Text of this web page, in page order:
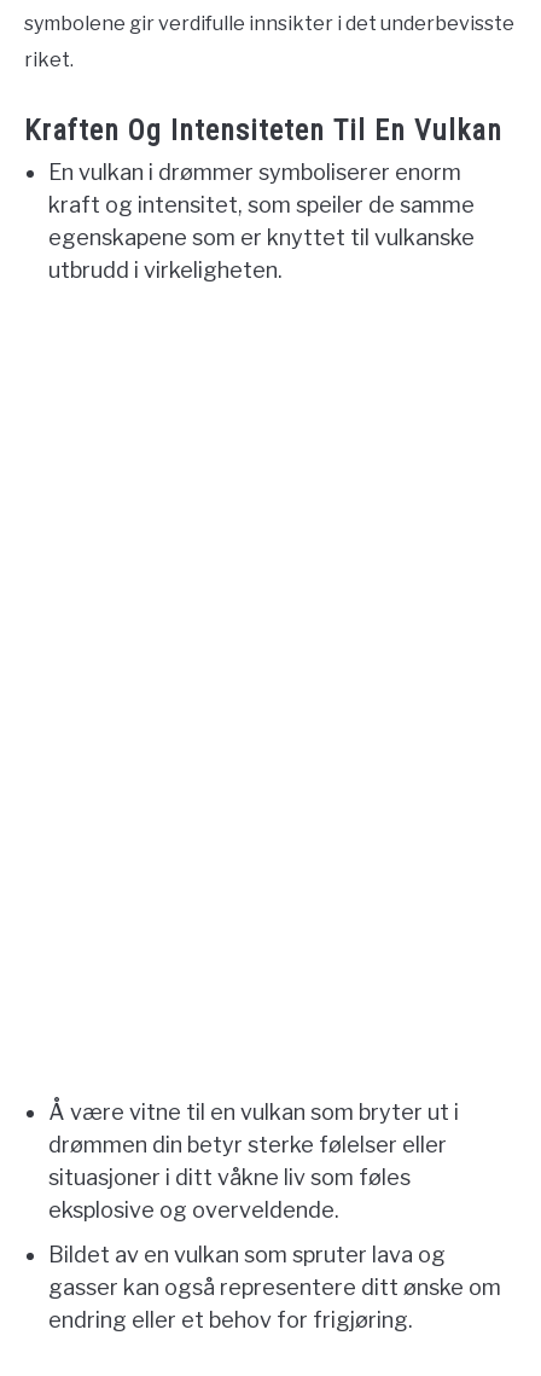
symbolene gir verdifulle innsikter i det underbevisste
riket.
Kraften Og Intensiteten Til En Vulkan
En vulkan i drømmer symboliserer enorm
kraft og intensitet, som speiler de samme
egenskapene som er knyttet til vulkanske
utbrudd i virkeligheten.
Å være vitne til en vulkan som bryter ut i
drømmen din betyr sterke følelser eller
situasjoner i ditt våkne liv som føles
eksplosive og overveldende.
Bildet av en vulkan som spruter lava og
gasser kan også representere ditt ønske om
endring eller et behov for frigjøring.